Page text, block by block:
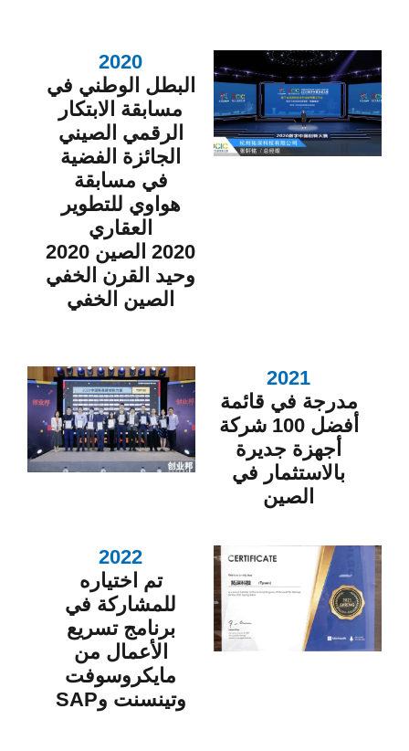
2020
البطل الوطني في
مسابقة الابتكار
الرقمي الصيني
الجائزة الفضية
في مسابقة
هواوي للتطوير
العقاري
2020 الصين 2020
وحيد القرن الخفي
الصين الخفي
2021
مدرجة في قائمة
أفضل 100 شركة
أجهزة جديرة
بالاستثمار في
الصين
2022
تم اختياره
للمشاركة في
برنامج تسريع
الأعمال من
مايكروسوفت
وتينسنت وSAP